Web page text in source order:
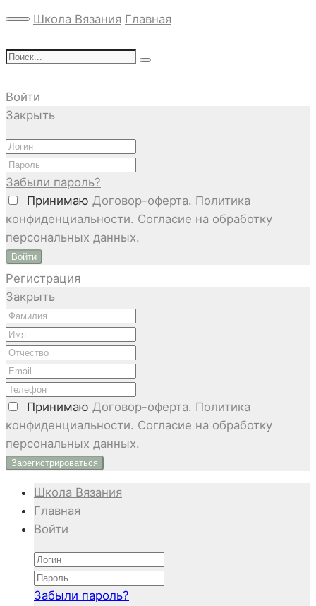
Школа Вязания Главная
Войти
Закрыть
Забыли пароль?
Принимаю Договор-оферта. Политика
конфиденциальности. Согласие на обработку
персональных данных.
Войти
Регистрация
Закрыть
Принимаю Договор-оферта. Политика
конфиденциальности. Согласие на обработку
персональных данных.
Школа Вязания
Главная
Войти
Забыли пароль?